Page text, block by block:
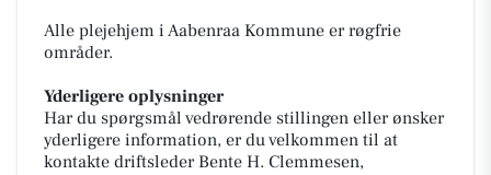
Alle plejehjem i Aabenraa Kommune er røgfrie
områder.
Yderligere oplysninger
Har du spørgsmål vedrørende stillingen eller ønsker
yderligere information, er du velkommen til at
kontakte driftsleder Bente H. Clemmesen,